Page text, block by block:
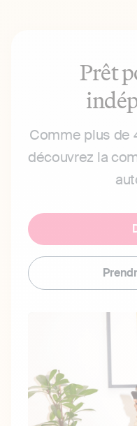
Prêt
Comme plus
découvrez la